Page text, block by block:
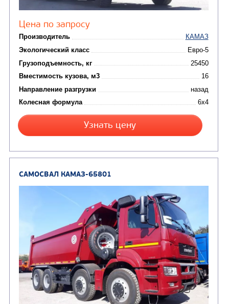
Производитель
Экологический класс
Вместимость кузова, м3
Направление разгрузки
Колесная формула
Заказать
Кредит/Лизинг